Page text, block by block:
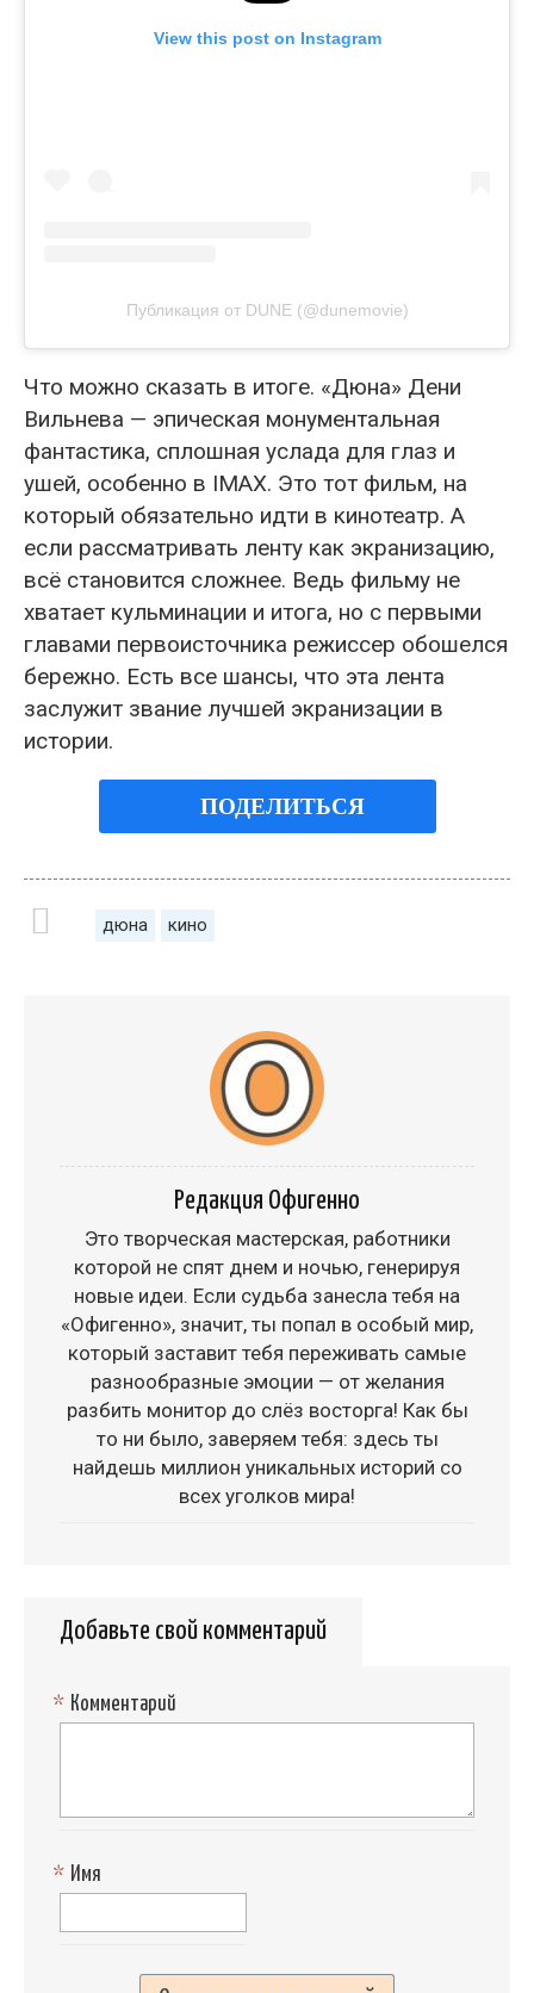
View this post on Instagram
Публикация от DUNE (@dunemovie)
Что можно сказать в итоге. «Дюна» Дени
Вильнева — эпическая монументальная
фантастика, сплошная услада для глаз и
ушей, особенно в IMAX. Это тот фильм, на
который обязательно идти в кинотеатр. А
если рассматривать ленту как экранизацию,
всё становится сложнее. Ведь фильму не
хватает кульминации и итога, но с первыми
главами первоисточника режиссер обошелся
бережно. Есть все шансы, что эта лента
заслужит звание лучшей экранизации в
истории.
ПОДЕЛИТЬСЯ
дюна кино
Редакция Офигенно
Это творческая мастерская, работники
которой не спят днем и ночью, генерируя
новые идеи. Если судьба занесла тебя на
«Офигенно», значит, ты попал в особый мир,
который заставит тебя переживать самые
разнообразные эмоции — от желания
разбить монитор до слёз восторга! Как бы
то ни было, заверяем тебя: здесь ты
найдешь миллион уникальных историй со
всех уголков мира!
Добавьте свой комментарий
Комментарий
*
Имя
*